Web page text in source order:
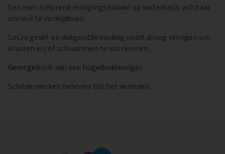
Een niet-schurend reinigingsmiddel op waterbasis volstaat
om vuil te verwijderen.
LoCra gevel-en dakgootbekleding nooit droog reinigen om
krassen en/of schrammen te voorkomen.
Geen gebruik van een hogedrukreiniger.
Schilderwerken behoren tot het verleden.